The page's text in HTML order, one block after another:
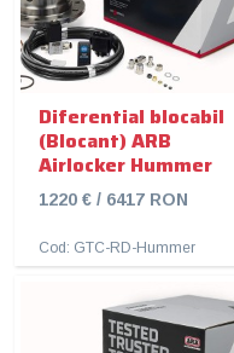
Diferential blocabil
(Blocant) ARB
Airlocker Hummer
1220 € / 6417 RON
Cod: GTC-RD-Hummer